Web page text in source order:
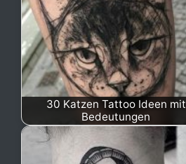
30 Katzen Tattoo Ideen mit
Bedeutungen